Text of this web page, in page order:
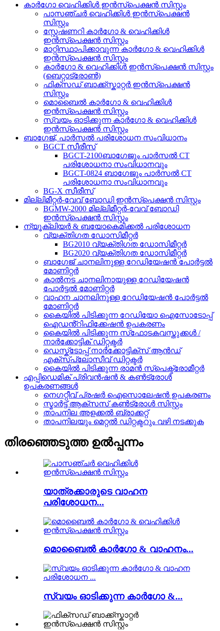
കാർഗോ വെഹിക്കിൾ ഇൻസ്പെക്ഷൻ സിസ്റ്റം
പാസഞ്ചർ വെഹിക്കിൾ ഇൻസ്പെക്ഷൻ
സിസ്റ്റം
സ്റ്റേഷണറി കാർഗോ & വെഹിക്കിൾ
ഇൻസ്പെക്ഷൻ സിസ്റ്റം
മാറ്റിസ്ഥാപിക്കാവുന്ന കാർഗോ & വെഹിക്കിൾ
ഇൻസ്പെക്ഷൻ സിസ്റ്റം
കാർഗോ & വെഹിക്കിൾ ഇൻസ്പെക്ഷൻ സിസ്റ്റം
(ബെറ്റാട്രോൺ)
ഫിക്സഡ് ബാക്ക്സ്കാറ്റർ ഇൻസ്പെക്ഷൻ
സിസ്റ്റം
മൊബൈൽ കാർഗോ & വെഹിക്കിൾ
ഇൻസ്പെക്ഷൻ സിസ്റ്റം
സ്വയം ഓടിക്കുന്ന കാർഗോ & വെഹിക്കിൾ
ഇൻസ്പെക്ഷൻ സിസ്റ്റം
ബാഗേജ്, പാർസൽ പരിശോധന സംവിധാനം
BGCT സീരീസ്
BGCT-2100ബാഗേജും പാർസൽ CT
പരിശോധനാ സംവിധാനവും
BGCT-0824 ബാഗേജും പാർസൽ CT
പരിശോധനാ സംവിധാനവും
BG-X സീരീസ്
മില്ലിമീറ്റർ-വേവ് ബോഡി ഇൻസ്പെക്ഷൻ സിസ്റ്റം
BGMW-2000 മില്ലിമീറ്റർ-വേവ് ബോഡി
ഇൻസ്പെക്ഷൻ സിസ്റ്റം
ന്യൂക്ലിയർ & ബയോകെമിക്കൽ പരിശോധന
വ്യക്തിഗത ഡോസിമീറ്റർ
BG2010 വ്യക്തിഗത ഡോസിമീറ്റർ
BG2020 വ്യക്തിഗത ഡോസിമീറ്റർ
ബാഗേജ് ചാനലിനുള്ള റേഡിയേഷൻ പോർട്ടൽ
മോണിറ്റർ
കാൽനട ചാനലിനായുള്ള റേഡിയേഷൻ
പോർട്ടൽ മോണിറ്റർ
വാഹന ചാനലിനുള്ള റേഡിയേഷൻ പോർട്ടൽ
മോണിറ്റർ
കൈയിൽ പിടിക്കുന്ന റേഡിയോ ഐസോടോപ്പ്
ഐഡൻ്റിഫിക്കേഷൻ ഉപകരണം
കൈയിൽ പിടിക്കുന്ന സ്‌ഫോടകവസ്തുക്കൾ /
നാർക്കോട്ടിക് ഡിറ്റക്ടർ
ഡെസ്ക്ടോപ്പ് നാർക്കോട്ടിക്സ് ആൻഡ്
എക്സ്പ്ലോസീവ് ഡിറ്റക്ടർ
കൈയിൽ പിടിക്കുന്ന രാമൻ സ്പെക്ട്രോമീറ്റർ
എപ്പിഡെമിക് പ്രിവൻഷൻ & കൺട്രോൾ
ഉപകരണങ്ങൾ
നെഗറ്റീവ് പ്രഷർ ഐസൊലേഷൻ ഉപകരണം
സ്മാർട്ട് ആക്സസ് കൺട്രോൾ സിസ്റ്റം
താപനില അളക്കൽ ബ്രാക്കറ്റ്
താപനിലയും മെറ്റൽ ഡിറ്റക്ടറും വഴി നടക്കുക
തിരഞ്ഞെടുത്ത ഉൽപ്പന്നം
യാത്രക്കാരുടെ വാഹന
പരിശോധന...
മൊബൈൽ കാർഗോ & വാഹനം...
സ്വയം ഓടിക്കുന്ന കാർഗോ &...